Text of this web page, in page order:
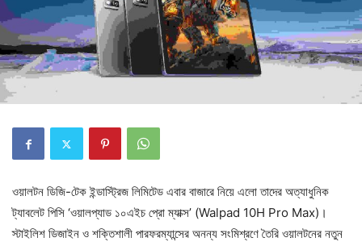
ওয়ালটন ডিজি-টেক ইন্ডাস্ট্রিজ লিমিটেড এবার বাজারে নিয়ে এলো তাদের অত্যাধুনিক
ট্যাবলেট পিসি ‘ওয়ালপ্যাড ১০এইচ প্রো ম্যাক্স’ (Walpad 10H Pro Max)।
স্টাইলিশ ডিজাইন ও শক্তিশালী পারফরম্যান্সের অনন্য সংমিশ্রণে তৈরি ওয়ালটনের নতুন